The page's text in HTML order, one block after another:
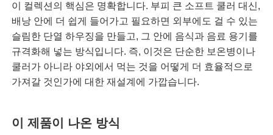
이 컬렉션의 핵심은 명확합니다. 부피 큰 소프트 쿨러 대신,
배낭 안에 더 쉽게 들어가고 필요하면 외부에도 걸 수 있는
슬림한 단열 하우징을 만들고, 그 안에 음식과 음료 용기를
규격화해 넣는 방식입니다. 즉, 이것은 단순한 보온병이나
쿨러가 아니라 야외에서 먹는 것을 어떻게 더 효율적으로
가져갈 것인가에 대한 재설계에 가깝습니다.
이 제품이 나온 방식